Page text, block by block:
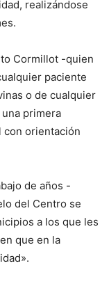
realizándose
Cormillot -quien
paciente
o de cualquier
primera
con orientación
de años -
del Centro se
a los que les
que en la